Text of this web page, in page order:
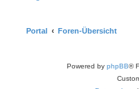
Portal Foren-Übersicht
Powered by phpBB®